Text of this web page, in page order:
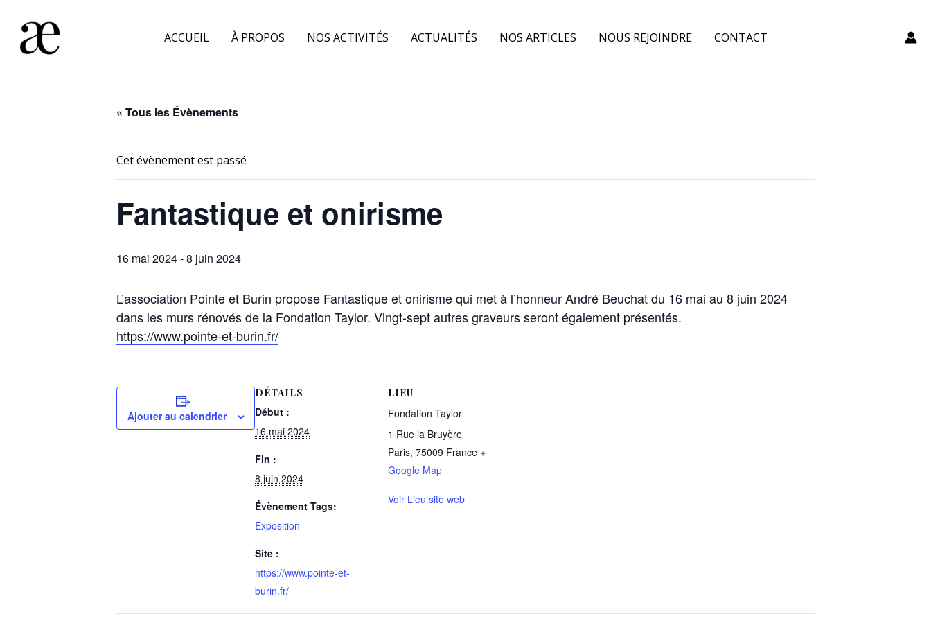
contenu
ACCUEIL À PROPOS NOS ACTIVITÉS ACTUALITÉS NOS ARTICLES NOUS REJOINDRE CONTACT
« Tous les Évènements
Cet évènement est passé
Fantastique et onirisme
16 mai 2024-8 juin 2024
L’association Pointe et Burin propose Fantastique et onirisme qui met à l’honneur André Beuchat du 16 mai au 8 juin 2024
dans les murs rénovés de la Fondation Taylor. Vingt-sept autres graveurs seront également présentés.
https://www.pointe-et-burin.fr/
Ajouter au calendrier
DÉTAILS
Début :
16 mai 2024
Fin :
8 juin 2024
Évènement Tags:
Exposition
Site :
https://www.pointe-et-
burin.fr/
LIEU
Fondation Taylor
1 Rue la Bruyère
Paris, 75009 France +
Google Map
Voir Lieu site web